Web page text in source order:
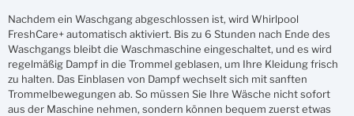
Nachdem ein Waschgang abgeschlossen ist, wird Whirlpool
FreshCare+ automatisch aktiviert. Bis zu 6 Stunden nach Ende des
Waschgangs bleibt die Waschmaschine eingeschaltet, und es wird
regelmäßig Dampf in die Trommel geblasen, um Ihre Kleidung frisch
zu halten. Das Einblasen von Dampf wechselt sich mit sanften
Trommelbewegungen ab. So müssen Sie Ihre Wäsche nicht sofort
aus der Maschine nehmen, sondern können bequem zuerst etwas